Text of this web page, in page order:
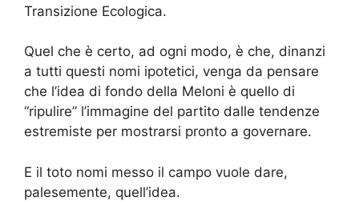
Transizione Ecologica.
Quel che è certo, ad ogni modo, è che, dinanzi
a tutti questi nomi ipotetici, venga da pensare
che l’idea di fondo della Meloni è quello di
“ripulire” l’immagine del partito dalle tendenze
estremiste per mostrarsi pronto a governare.
E il toto nomi messo il campo vuole dare,
palesemente, quell’idea.